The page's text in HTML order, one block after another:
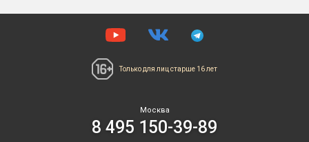
Только для лиц старше 16 лет
Москва
8 495 150-39-89